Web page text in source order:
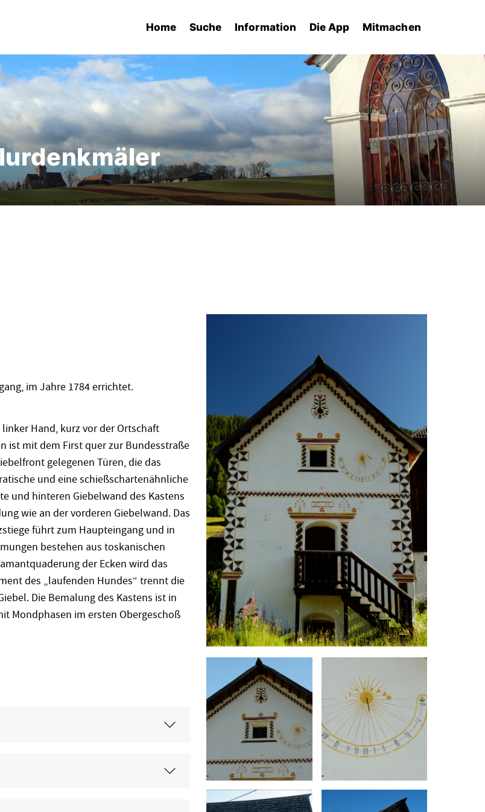
Home Suche Information Die App Mitmachen
im Jahre 1784 errichtet.
Hand, kurz vor der Ortschaft
ist mit dem First quer zur Bundesstraße
gelegenen Türen, die das
und eine schießschartenähnliche
und hinteren Giebelwand des Kastens
wie an der vorderen Giebelwand. Das
führt zum Haupteingang und in
bestehen aus toskanischen
der Ecken wird das
des „laufenden Hundes“ trennt die
Die Bemalung des Kastens ist in
Mondphasen im ersten Obergeschoß